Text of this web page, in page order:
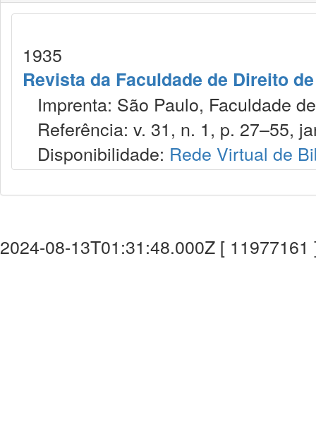
1935
Revista da Faculdade de Direito
Imprenta: São Paulo, Faculdade
Referência: v. 31, n. 1, p. 27–55,
Disponibilidade: Rede Virtual de
2024-08-13T01:31:48.000Z [ 11977161